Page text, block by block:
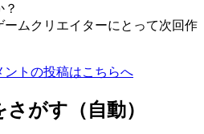
ムクリエイターにとって次回作
トの投稿はこちらへ
がす（自動）